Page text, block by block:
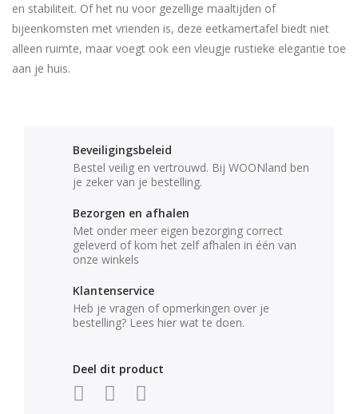
en stabiliteit. Of het nu voor gezellige maaltijden of
bijeenkomsten met vrienden is, deze eetkamertafel biedt niet
alleen ruimte, maar voegt ook een vleugje rustieke elegantie toe
aan je huis.
Beveiligingsbeleid
Bestel veilig en vertrouwd. Bij WOONland ben
je zeker van je bestelling.
Bezorgen en afhalen
Met onder meer eigen bezorging correct
geleverd of kom het zelf afhalen in één van
onze winkels
Klantenservice
Heb je vragen of opmerkingen over je
bestelling? Lees hier wat te doen.
Deel dit product